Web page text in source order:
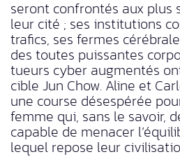
seront confrontés aux plus
leur cité ; ses institutions
trafics, ses fermes
des toutes puissantes
tueurs cyber augmentés
cible Jun Chow. Aline et
une course désespérée
femme qui, sans le savoir,
capable de menacer
lequel repose leur